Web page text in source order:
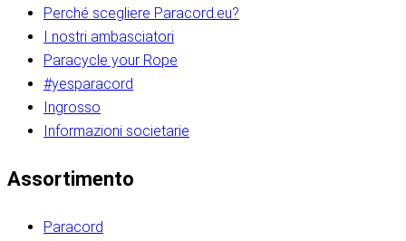
Perché scegliere Paracord.eu?
I nostri ambasciatori
Paracycle your Rope
#yesparacord
Ingrosso
Informazioni societarie​​​​‌ ‍ ​‍​‍‌‍ ‌ ​‍‌‍‍‌‌‍‌ ‌‍‍‌‌‍ ‍​‍​‍​ ‍‍​‍​‍‌ ​ ‌‍​‌‌‍ ‍‌‍‍‌‌ ‌​‌ ‍‌​‍ ‍‌‍‍‌‌‍ ​‍​‍​‍ ​​‍​‍‌‍‍​‌ ​‍‌‍‌‌‌‍‌‍​‍​‍​ ‍‍​‍​‍‌‍‍​‌ ‌​‌ ‌​‌ ​​‌ ​ ​ ‍‍​‍ ​‍ ‌ ​​‌‍​‌‌ ​‍‌‍​‌‌‍​ ‌‍ ‌ ​‍‌‍‌​​‍ ‍‌ ​ ‌‍​‌‌‍ ‍‌‍‍‌‌ ‌​‌ ‍‌​‍ ‍‌ ​ ‌ ‌​‌ ‌‌‌‍‌​‌‍‍‌‌‍ ​‍ ‌‍‍‌‌‍ ‍‌ ‌​‌‍‌‌‌‍ ‍‌ ‌​​‍ ‌‍‌‌‌‍‌​‌‍‍‌‌ ‌​​‍ ‌‍ ‌‌‍ ‌‍‌​‌‍‌‌​ ‌‌ ​​‌ ​‍‌‍‌‌‌ ​ ‌‍‌‌‌‍ ‍‌ ‌​‌‍​‌‌ ‌​‌‍‍‌‌‍ ‌‍ ‍​ ‍ ‌‍‍‌‌‍‌​​ ‌‌‍‌‍‌‍ ‌‍ ‌ ‌​‌‍‌‌‌ ​‍​‍ ‌‌‍​‍‌ ​‍‌‍​‌‌‍ ‍‌‍‌​​‍ ‌‌‍‍‌‌‍ ‌‌ ​​‌ ​‍‌‍‍‌‌‍ ‍‌ ‌​​ ‍ ‌ ‌​‌ ‍‌‌ ​​‌‍‌‌​ ‌‌ ‌​‌ ​‍‌‍​‌‌‍ ‍‌ ​ ‌‍ ​‌‍​‌‌ ‌​‌‍‌‌‌‍‌​​‍ ‌‌‍ ‌‌‍‌‌‌ ​ ‌ ​ ‌‍​‌‌‍‌ ‌‍‌‌​ ‍ ‌ ​​‌‍​‌‌ ‌​‌‍‍​​ ‌‌ ‌‍‌‍​‌‌‍ ​‌ ‌‌‌‍‌‌​‍ ‍‌‍‍‌‌ ‌​‌‌ ‌​‍‌‌‌‌​​ ‌‍​‍‌‍​‌‌ ​ ‌‍‌‌‌‌‌‌‌ ​‍‌‍ ​​ ‌‌‍‍​‌ ‌​‌ ‌​‌ ​​‌ ​ ​‍‌‌​ ​ ‌​​‌​‍‌‌​ ​‍‌​‌‍​‍‌‌​ ​‍‌​‌‍‌ ​​‌‍​‌‌ ​‍‌‍​‌‌‍​ ‌‍ ‌ ​‍‌‍‌​​‍ ‍‌ ​ ‌‍​‌‌‍ ‍‌‍‍‌‌ ‌​‌ ‍‌​‍ ‍‌ ​ ‌ ‌​‌ ‌‌‌‍‌​‌‍‍‌‌‍ ​‍‌‍‌‍‍‌‌‍‌​​ ‌‌‍‌‍‌‍ ‌‍ ‌ ‌​‌‍‌‌‌ ​‍​‍ ‌‌‍​‍‌ ​‍‌‍​‌‌‍ ‍‌‍‌​​‍ ‌‌‍‍‌‌‍ ‌‌ ​​‌ ​‍‌‍‍‌‌‍ ‍‌ ‌​​‍‌‍‌ ‌​‌ ‍‌‌ ​​‌‍‌‌​ ‌‌ ‌​‌ ​‍‌‍​‌‌‍ ‍‌ ​ ‌‍ ​‌‍​‌‌ ‌​‌‍‌‌‌‍‌​​‍ ‌‌‍ ‌‌‍‌‌‌ ​ ‌ ​ ‌‍​‌‌‍‌ ‌‍‌‌​‍‌‍‌ ​​‌‍​‌‌ ‌​‌‍‍​​ ‌‌ ‌‍‌‍​‌‌‍ ​‌ ‌‌‌‍‌‌​‍ ‍‌‍‍‌‌ ‌​‌‌ ‌​‍‌‌‌‌​​‍‌‍‌ ​​‌‍‌‌‌ ​‍‌ ​ ‌ ​​‌‍‌‌‌‍​ ‌ ‌​‌‍‍‌‌ ‌‍‌‍‌‌​ ‌‌ ​​‌ ‌‌‌‍​‍‌‍ ​‌‍‍‌‌ ​ ‌‍‍​‌‍‌‌‌‍‌​​‍​‍‌ ‌​​​​‌ ‍ ​‍​‍‌‍ ‌ ​‍‌‍‍‌‌‍‌ ‌‍‍‌‌‍ ‍​‍​‍​ ‍‍​‍​‍‌ ​ ‌‍​‌‌‍ ‍‌‍‍‌‌ ‌​‌ ‍‌​‍ ‍‌‍‍‌‌‍ ​‍​‍​‍ ​​‍​‍‌‍‍​‌ ​‍‌‍‌‌‌‍‌‍​‍​‍​ ‍‍​‍​‍‌‍‍​‌ ‌​‌ ‌​‌ ​​‌ ​ ​ ‍‍​‍ ​‍ ‌ ​​‌‍​‌‌ ​‍‌‍​‌‌‍​ ‌‍ ‌ ​‍‌‍‌​​‍ ‍‌ ​ ‌‍​‌‌‍ ‍‌‍‍‌‌ ‌​‌ ‍‌​‍ ‍‌ ​ ‌ ‌​‌ ‌‌‌‍‌​‌‍‍‌‌‍ ​‍ ‌‍‍‌‌‍ ‍‌ ‌​‌‍‌‌‌‍ ‍‌ ‌​​‍ ‌‍‌‌‌‍‌​‌‍‍‌‌ ‌​​‍ ‌‍ ‌‌‍ ‌‍‌​‌‍‌‌​ ‌‌ ​​‌ ​‍‌‍‌‌‌ ​ ‌‍‌‌‌‍ ‍‌ ‌​‌‍​‌‌ ‌​‌‍‍‌‌‍ ‌‍ ‍​ ‍ ‌‍‍‌‌‍‌​​ ‌‌‍‌‍‌‍ ‌‍ ‌ ‌​‌‍‌‌‌ ​‍​‍ ‌‌‍​‍‌ ​‍‌‍​‌‌‍ ‍‌‍‌​​‍ ‌‌‍‍‌‌‍ ‌‌ ​​‌ ​‍‌‍‍‌‌‍ ‍‌ ‌​​ ‍ ‌ ‌​‌ ‍‌‌ ​​‌‍‌‌​ ‌‌ ‌​‌ ​‍‌‍​‌‌‍ ‍‌ ​ ‌‍ ​‌‍​‌‌ ‌​‌‍‌‌‌‍‌​​‍ ‌‌‍ ‌‌‍‌‌‌ ​ ‌ ​ ‌‍​‌‌‍‌ ‌‍‌‌​ ‍ ‌ ​​‌‍​‌‌ ‌​‌‍‍​​ ‌‌ ‌‍‌‍​‌‌‍ ​‌ ‌‌‌‍‌‌​‍ ‍‌‍‍‌‌ ‌​‌‌ ‌​‍‌‌‌‌​​ ‌‍​‍‌‍​‌‌ ​ ‌‍‌‌‌‌‌‌‌ ​‍‌‍ ​​ ‌‌‍‍​‌ ‌​‌ ‌​‌ ​​‌ ​ ​‍‌‌​ ​ ‌​​‌​‍‌‌​ ​‍‌​‌‍​‍‌‌​ ​‍‌​‌‍‌ ​​‌‍​‌‌ ​‍‌‍​‌‌‍​ ‌‍ ‌ ​‍‌‍‌​​‍ ‍‌ ​ ‌‍​‌‌‍ ‍‌‍‍‌‌ ‌​‌ ‍‌​‍ ‍‌ ​ ‌ ‌​‌ ‌‌‌‍‌​‌‍‍‌‌‍ ​‍‌‍‌‍‍‌‌‍‌​​ ‌‌‍‌‍‌‍ ‌‍ ‌ ‌​‌‍‌‌‌ ​‍​‍ ‌‌‍​‍‌ ​‍‌‍​‌‌‍ ‍‌‍‌​​‍ ‌‌‍‍‌‌‍ ‌‌ ​​‌ ​‍‌‍‍‌‌‍ ‍‌ ‌​​‍‌‍‌ ‌​‌ ‍‌‌ ​​‌‍‌‌​ ‌‌ ‌​‌ ​‍‌‍​‌‌‍ ‍‌ ​ ‌‍ ​‌‍​‌‌ ‌​‌‍‌‌‌‍‌​​‍ ‌‌‍ ‌‌‍‌‌‌ ​ ‌ ​ ‌‍​‌‌‍‌ ‌‍‌‌​‍‌‍‌ ​​‌‍​‌‌ ‌​‌‍‍​​ ‌‌ ‌‍‌‍​‌‌‍ ​‌ ‌‌‌‍‌‌​‍ ‍‌‍‍‌‌ ‌​‌‌ ‌​‍‌‌‌‌​​‍‌‍‌ ​​‌‍‌‌‌ ​‍‌ ​ ‌ ​​‌‍‌‌‌‍​ ‌ ‌​‌‍‍‌‌ ‌‍‌‍‌‌​ ‌‌ ​​‌ ‌‌‌‍​‍‌‍ ​‌‍‍‌‌ ​ ‌‍‍​‌‍‌‌‌‍‌​​‍​‍‌ ‌
Assortimento
Paracord